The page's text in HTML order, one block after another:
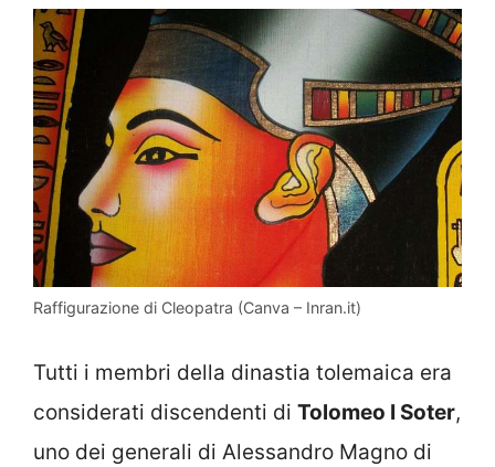
Raffigurazione di Cleopatra (Canva – Inran.it)
Tutti i membri della dinastia tolemaica era
considerati discendenti di Tolomeo I Soter,
uno dei generali di Alessandro Magno di